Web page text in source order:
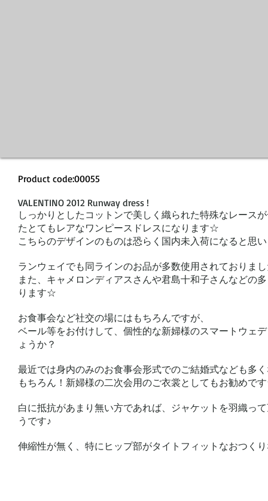
Product code:00055
VALENTINO 2012 Runway dress !
しっかりとしたコットンで美しく織られた特殊なレース
たとてもレアなワンピースドレスになります☆
こちらのデザインのものは恐らく国内未入荷になると思
ランウェイでも同ラインのお品が多数使用されておりま
また、キャメロンディアスさんや君島十和子さんなどの
ります☆
お食事会など社交の場にはもちろんですが、
ベール等をお付けして、個性的な新婦様のスマートウェ
ょうか？
最近では身内のみのお食事会形式でのご結婚式なども多
もちろん！新婦様の二次会用のご衣裳としてもお勧めで
白に抵抗があまり無い方であれば、ジャケットを羽織っ
うです♪
伸縮性が無く、特にヒップ部がタイトフィットなおつく